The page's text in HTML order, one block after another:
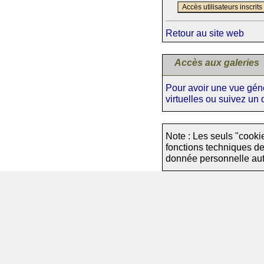
Accès utilisateurs inscrits
Retour au site web
Accès aux galeries
Pour avoir une vue
virtuelles ou suivez un
Note : Les seuls
fonctions techniques
donnée personnelle